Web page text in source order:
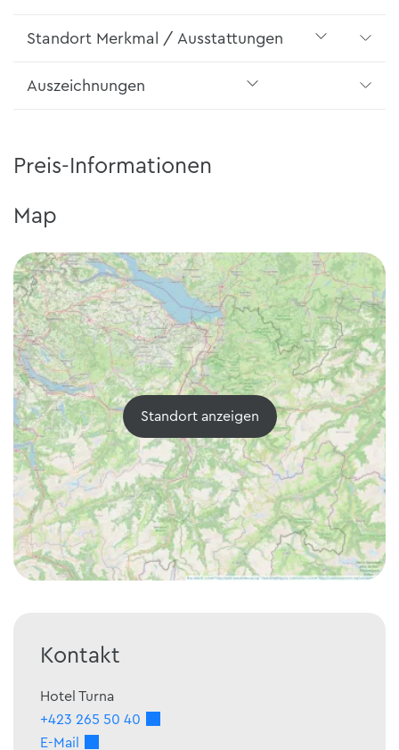
Standort Merkmal / Ausstattungen
Auszeichnungen
Preis-Informationen
Map
Standort anzeigen
Kontakt
Hotel Turna
+423 265 50 40
E-Mail